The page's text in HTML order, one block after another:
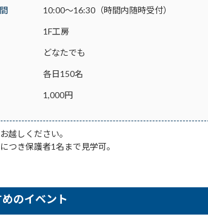
10:00～16:30（時間内随時受付）
1F工房
どなたでも
各日150名
1,000円
越しください。
つき保護者1名まで見学可。
のイベント